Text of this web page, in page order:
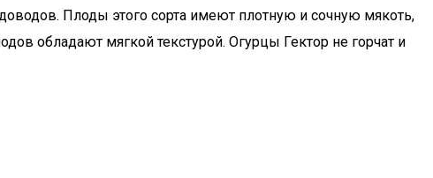
Плоды этого сорта имеют плотную и сочную мякоть,
обладают мягкой текстурой. Огурцы Гектор не горчат и